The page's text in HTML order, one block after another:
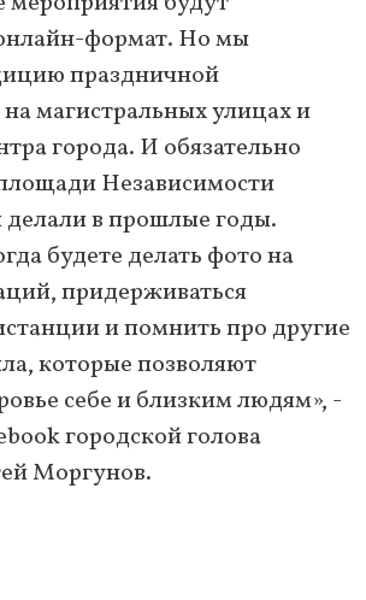
формат. Но мы
праздничной
магистральных улицах и
города. И обязательно
Независимости
делали в прошлые годы.
будете делать фото на
придерживаться
и помнить про другие
которые позволяют
себе и близким людям», -
городской голова
Моргунов.